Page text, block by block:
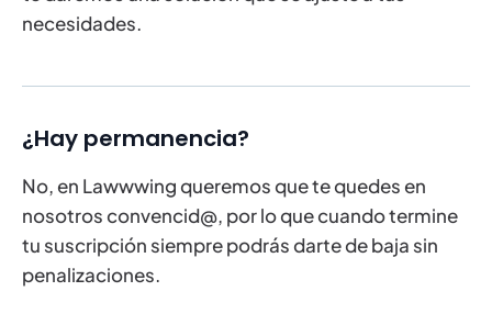
necesidades.
¿Hay permanencia?
No, en Lawwwing queremos que te quedes en
nosotros convencid@, por lo que cuando termine
tu suscripción siempre podrás darte de baja sin
penalizaciones.